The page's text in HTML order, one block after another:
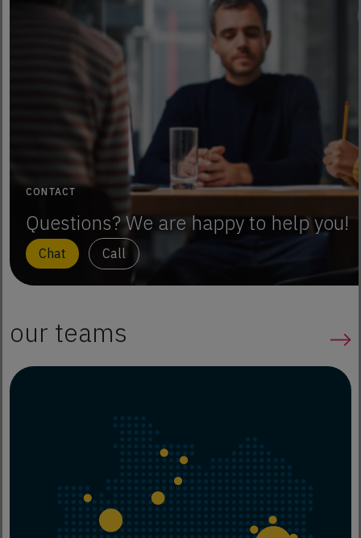
CONTACT
Questions? We are happy to help you!
Chat Call
our teams